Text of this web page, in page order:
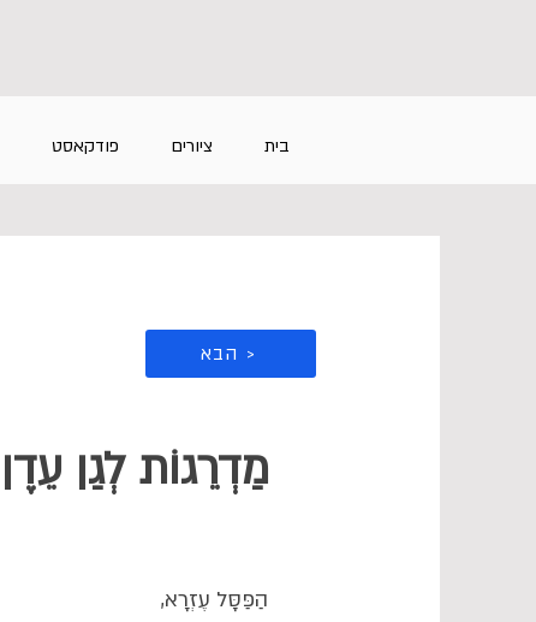
בית ציורים פודקאסט
הבא >
מַדְרֵגוֹת לְגַן
הַפַּסָּל עֶזְרָא,